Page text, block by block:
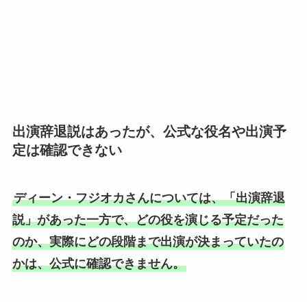
出演辞退説はあったが、公式な役名や出演予
定は確認できない
ディーン・フジオカさんについては、「出演辞退
説」があった一方で、どの役を演じる予定だった
のか、実際にどの段階まで出演が決まっていたの
かは、公式に確認できません。